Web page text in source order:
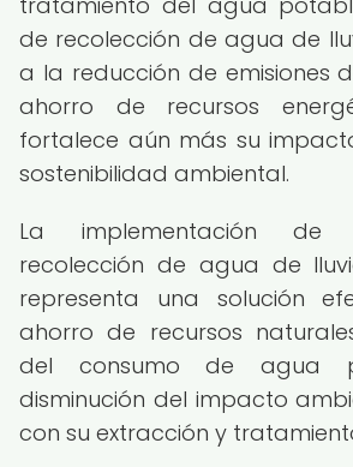
de recolección de agua de
a la reducción de emisiones
ahorro de recursos
fortalece aún más su
sostenibilidad ambiental.
La implementación de
recolección de agua de
representa una solución
ahorro de recursos
del consumo de agua
disminución del impacto
con su extracción y